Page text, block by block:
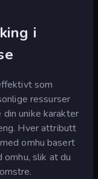
i
som
ressurser
unike karakter
Hver attributt
omhu basert
slik at du